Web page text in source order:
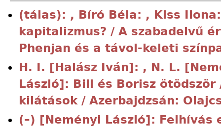
(tálas): , Bíró Béla: , Kiss
kapitalizmus? / A szabadelvű
Phenjan és a távol-keleti
H. I. [Halász Iván]: , N. L.
László]: Bill és Borisz
kilátások / Azerbajdzsán:
(–) [Neményi László]: Felhívás